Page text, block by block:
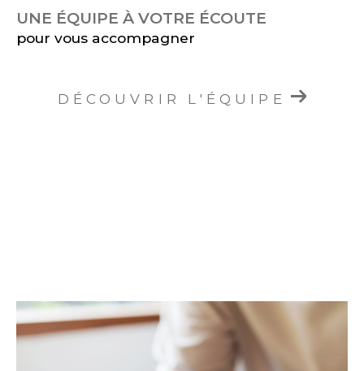
UNE ÉQUIPE À VOTRE ÉCOUTE
pour vous accompagner
DÉCOUVRIR L'ÉQUIPE